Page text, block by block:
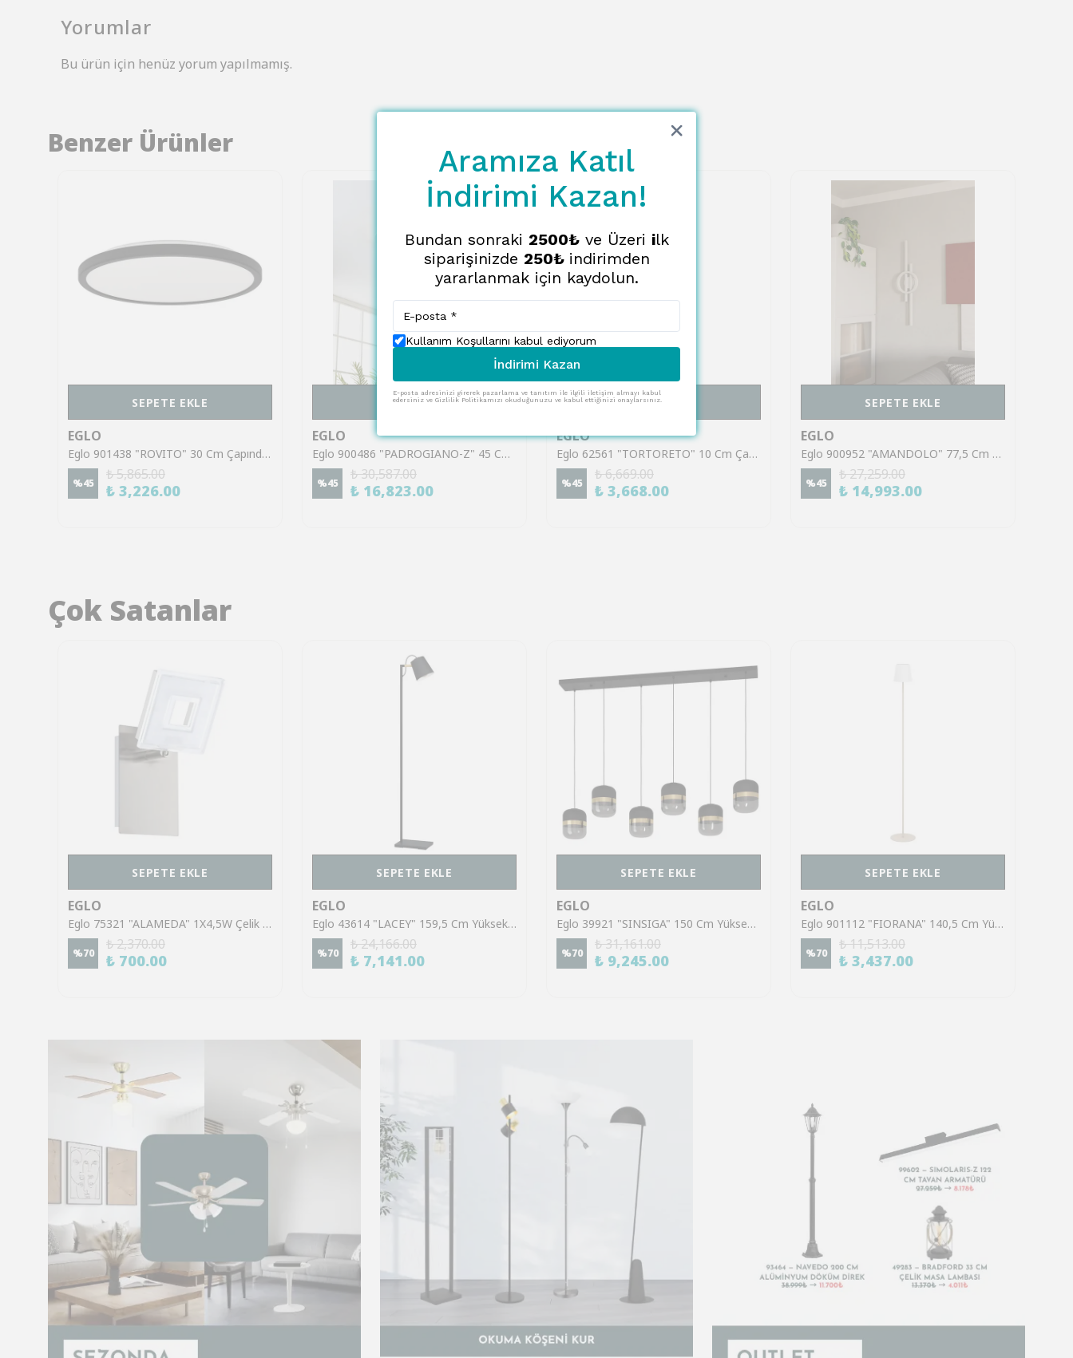
Yorumlar
Bu ürün için henüz yorum yapılmamış.
Benzer Ürünler
SEPETE EKLE
EGLO
Eglo 901438 "ROVITO" 30 Cm Çapında Siyah Plastik Tavan Armatürü
%45
₺ 5,865.00
₺ 3,226.00
SEPETE EKLE
EGLO
Eglo 900486 "PADROGIANO-Z" 45 Cm Çapında Çelik Beyaz Tavan Armatürü RGB
%45
₺ 30,587.00
₺ 16,823.00
SEPETE EKLE
EGLO
Eglo 62561 "TORTORETO" 10 Cm Çapında Çelik Siyah Tavan Armatürü
%45
₺ 6,669.00
₺ 3,668.00
SEPETE EKLE
EGLO
Eglo 900952 "AMANDOLO" 77,5 Cm Uzunluğunda Alüminyum, Çelik Beyaz Tavan Armatürü RGB
%45
₺ 27,259.00
₺ 14,993.00
Çok Satanlar
SEPETE EKLE
EGLO
Eglo 75321 "ALAMEDA" 1X4,5W Çelik Nikel Mat Sıva Üstü Spot
%70
₺ 2,370.00
₺ 700.00
SEPETE EKLE
EGLO
Eglo 43614 "LACEY" 159,5 Cm Yüksekliğinde Çelik, Ahşap Köşe Lambası Lambader
%70
₺ 24,166.00
₺ 7,141.00
SEPETE EKLE
EGLO
Eglo 39921 "SINSIGA" 150 Cm Yüksekliğinde Çelik Siyah Sarkıt Avize
%70
₺ 31,161.00
₺ 9,245.00
SEPETE EKLE
EGLO
Eglo 901112 "FIORANA" 140,5 Cm Yüksekliğinde Çelik Köşe Lambası Lambader
%70
₺ 11,513.00
₺ 3,437.00
Aramıza Katıl
İndirimi Kazan!
Bundan sonraki 2500₺ve Üzeri ilk
siparişinizde 250₺ indirimden
yararlanmak için kaydolun.
Kullanım Koşullarını kabul ediyorum
İndirimi Kazan
E-posta adresinizi girerek pazarlama ve tanıtım ile ilgili iletişim almayı kabul
edersiniz ve Gizlilik Politikamızı okuduğunuzu ve kabul ettiğinizi onaylarsınız.